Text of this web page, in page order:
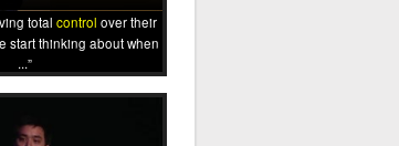
total control over their
start thinking about when
...